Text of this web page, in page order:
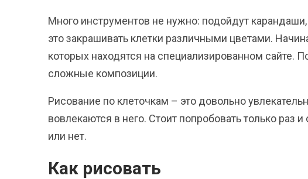
Много инструментов не нужно: подойдут
это закрашивать клетки различными цветами.
которых находятся на специализированном сайте.
сложные композиции.
Рисование по клеточкам – это довольно
вовлекаются в него. Стоит попробовать только раз
или нет.
Как рисовать